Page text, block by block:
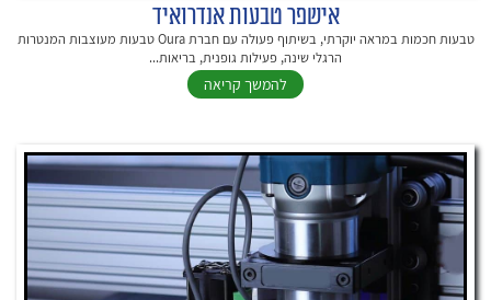
אישפר טבעות אנדרואיד
טבעות חכמות במראה יוקרתי, בשיתוף פעולה עם חברת Oura טבעות מעוצבות המנטרות
הרגלי שינה, פעילות גופנית, בריאות...
להמשך קריאה